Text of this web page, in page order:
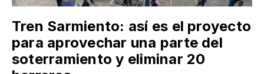
Tren Sarmiento: así es el proyecto
para aprovechar una parte del
soterramiento y eliminar 20